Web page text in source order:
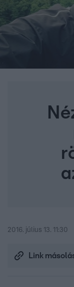
2016. július 13. 11:30
Link